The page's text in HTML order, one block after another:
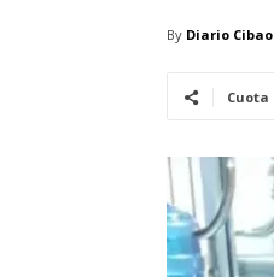
By Diario Cibao
Cuota